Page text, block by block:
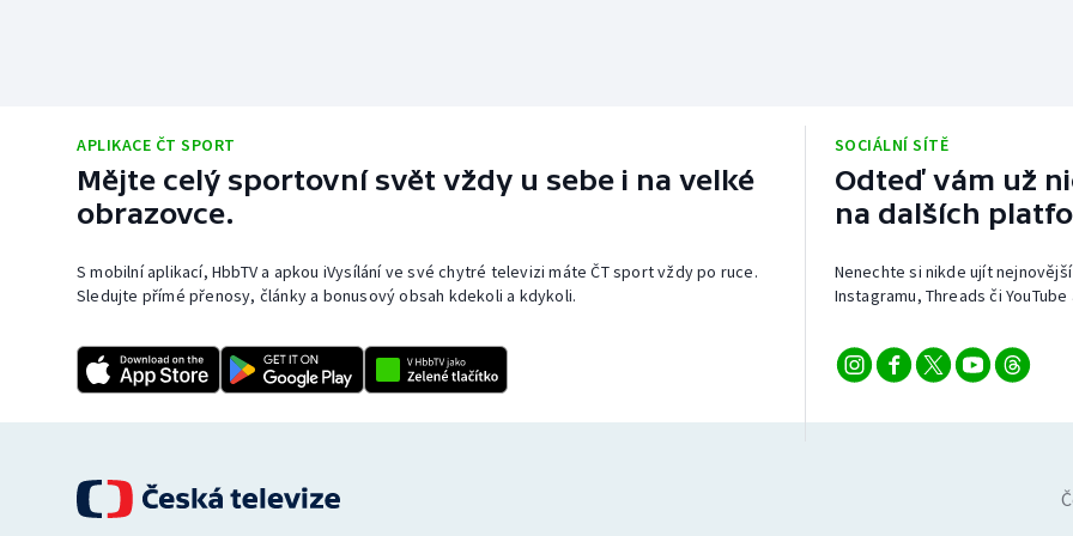
APLIKACE ČT SPORT
Mějte celý sportovní svět vždy u sebe i na velké
obrazovce.
S mobilní aplikací, HbbTV a apkou iVysílání ve své chytré televizi máte ČT sport vždy po ruce.
Sledujte přímé přenosy, články a bonusový obsah kdekoli a kdykoli.
SOCIÁLNÍ SÍTĚ
Odteď vám už
na dalších
Nenechte si nikde ujít
Instagramu, Threads či